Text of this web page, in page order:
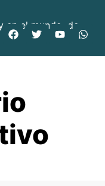
en el mundo, de